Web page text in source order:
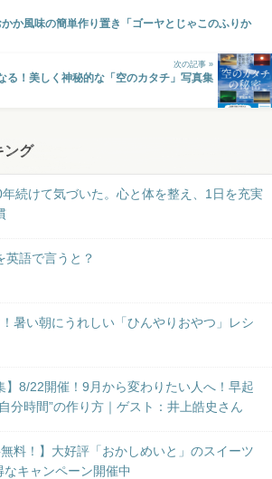
か風味の簡単作り置き「ゴーヤとじゃこのふりか
次の記事 »
る！美しく神秘的な「空のカタチ」写真集
ング
続けて気づいた。心と体を整え、1日を充実
英語で言うと？
暑い朝にうれしい「ひんやりおやつ」レシ
】8/22開催！9月から変わりたい人へ！早起
分時間”の作り方｜ゲスト：井上皓史さん
無料！】大好評「おかしめいと」のスイーツ
なキャンペーン開催中